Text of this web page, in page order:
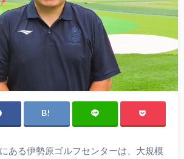
ある伊勢原ゴルフセンターは、大規模